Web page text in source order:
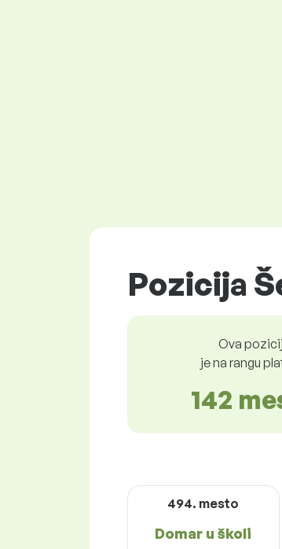
Pozicija
Ova
je na rangu
142
494. mesto
Domar u školi